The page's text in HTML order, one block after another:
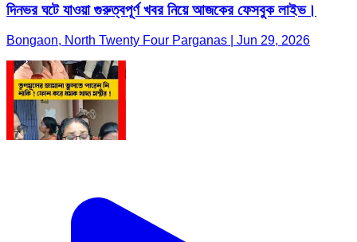
দিনভর ঘটে যাওয়া গুরুত্বপূর্ণ খবর নিয়ে আজকের ফেসবুক লাইভ।
Bongaon, North Twenty Four Parganas | Jun 29, 2026